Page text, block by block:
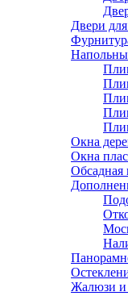
Двери
Окна
Окна
Обсадная
Жалюзи